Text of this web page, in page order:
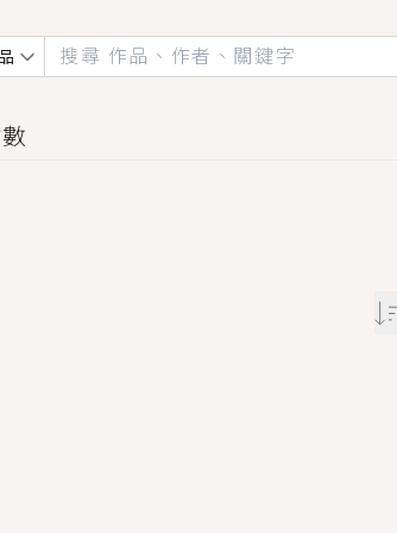
情別戀，她頭也不回找新歡，他居然
最推純愛GL漫畫！
〃°ω°〃)♡→
屍櫃？！
由自主追逐著她……